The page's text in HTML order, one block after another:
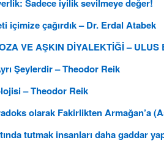
Sadece iyilik sevilmeye değer!
içimize çağırdık – Dr. Erdal Atabek
VE AŞKIN DİYALEKTİĞİ – ULUS
Şeylerdir – Theodor Reik
– Theodor Reik
olarak Fakirlikten Armağan’a
tutmak insanları daha gaddar